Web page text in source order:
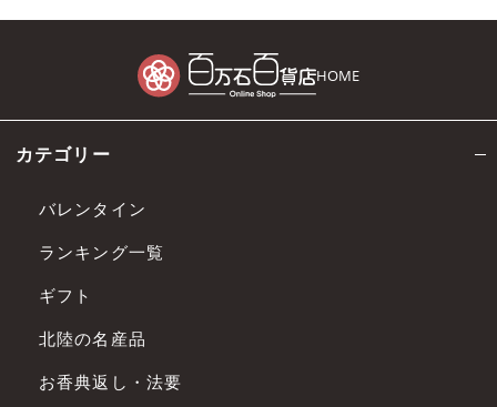
第3条 本規約の変更
本規約の各条項その他の条件は、法令改
正、社会経済情勢の変化、その他相当の事
方法で周知することにより、変更できるも
のとします。
前項の変更は、公表等の際に定める適用開
HOME
カテゴリー
バレンタイン
ランキング一覧
ギフト
北陸の名産品
お香典返し・法要